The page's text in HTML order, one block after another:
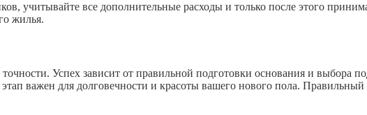
учитывайте все дополнительные расходы и только после этого
жилья.
Успех зависит от правильной подготовки основания и выбора
важен для долговечности и красоты вашего нового пола. Правильный